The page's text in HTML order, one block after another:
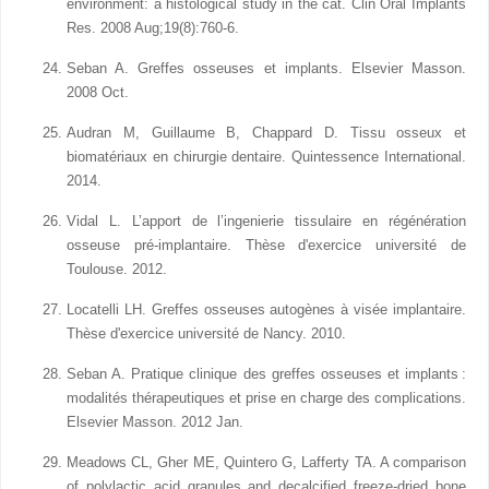
environment: a histological study in the cat. Clin Oral Implants
Res. 2008 Aug;19(8):760-6.
Seban A. Greffes osseuses et implants. Elsevier Masson.
2008 Oct.
Audran M, Guillaume B, Chappard D. Tissu osseux et
biomatériaux en chirurgie dentaire. Quintessence International.
2014.
Vidal L. L’apport de l’ingenierie tissulaire en régénération
osseuse pré-implantaire. Thèse d'exercice université de
Toulouse. 2012.
Locatelli LH. Greffes osseuses autogènes à visée implantaire.
Thèse d'exercice université de Nancy. 2010.
Seban A. Pratique clinique des greffes osseuses et implants :
modalités thérapeutiques et prise en charge des complications.
Elsevier Masson. 2012 Jan.
Meadows CL, Gher ME, Quintero G, Lafferty TA. A comparison